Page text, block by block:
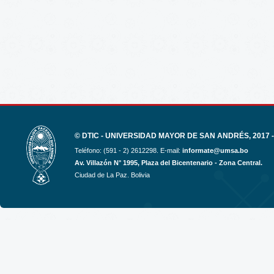
© DTIC - UNIVERSIDAD MAYOR DE SAN ANDRÉS, 2017
Teléfono: (591 - 2) 2612298. E-mail: informate@umsa.bo
Av. Villazón N° 1995, Plaza del Bicentenario - Zona Central.
Ciudad de La Paz. Bolivia